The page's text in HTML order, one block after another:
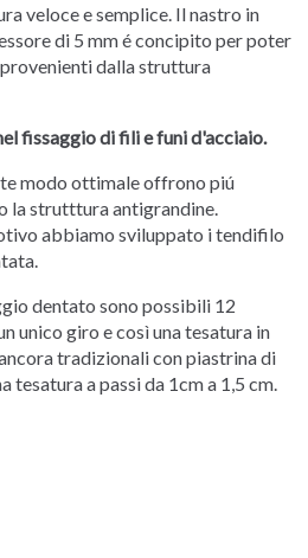
veloce e semplice. Il nastro in
di 5 mm é concipito per poter
dalla struttura
fissaggio di fili e funi d'acciaio.
modo ottimale offrono piú
la strutttura antigrandine.
abbiamo sviluppato i tendifilo
dentato sono possibili 12
unico giro e così una tesatura in
tradizionali con piastrina di
a passi da 1cm a 1,5 cm.